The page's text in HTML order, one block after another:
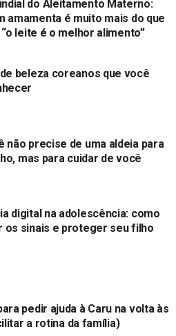
do Aleitamento Materno:
amamenta é muito mais do que
leite é o melhor alimento”
beleza coreanos que você
não precise de uma aldeia para
mas para cuidar de você
digital na adolescência: como
os sinais e proteger seu filho
pedir ajuda à Caru na volta às
a rotina da família)